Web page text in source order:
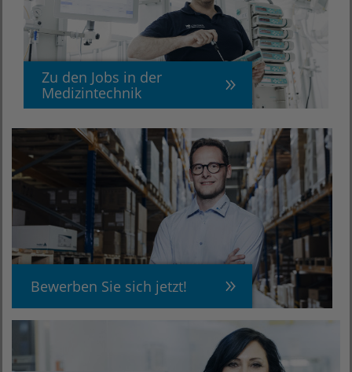
Zu den Jobs in der
Medizintechnik
Bewerben Sie sich jetzt!